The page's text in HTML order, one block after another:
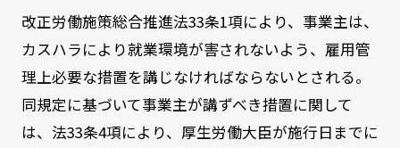
改正労働施策総合推進法33条1項により、事業主は、
カスハラにより就業環境が害されないよう、雇用管
理上必要な措置を講じなければならないとされる。
同規定に基づいて事業主が講ずべき措置に関して
は、法33条4項により、厚生労働大臣が施行日までに